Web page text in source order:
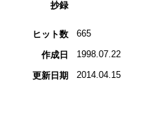
抄録
ヒット数 665
作成日 1998.07.22
更新日期 2014.04.15